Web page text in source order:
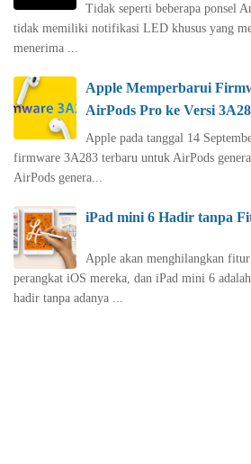
Tidak seperti beberapa ponsel
tidak memiliki notifikasi LED khusus yang
menerima ...
Apple Memperbarui
AirPods Pro ke Versi
Apple pada tanggal 14
firmware 3A283 terbaru untuk AirPods
‌AirPods‌ genera...
iPad mini 6 Hadir tanpa
Apple akan menghilangkan
perangkat iOS mereka, dan iPad mini 6
hadir tanpa adanya ...